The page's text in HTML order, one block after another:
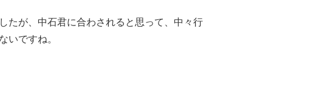
たが、中石君に合わされると思って、中々行
いですね。